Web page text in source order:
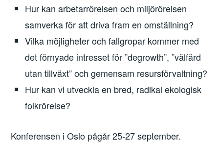
Hur kan arbetarrörelsen och miljörörelsen
samverka för att driva fram en omställning?
Vilka möjligheter och fallgropar kommer med
det förnyade intresset för ”degrowth”, ”välfärd
utan tillväxt” och gemensam resursförvaltning?
Hur kan vi utveckla en bred, radikal ekologisk
folkrörelse?
Konferensen i Oslo pågår 25-27 september.